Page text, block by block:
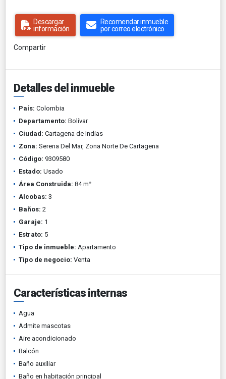
Descargar
información
Recomendar inmueble
por correo electrónico
Compartir
Detalles del inmueble
País: Colombia
Departamento: Bolívar
Ciudad: Cartagena de Indias
Zona: Serena Del Mar, Zona Norte De Cartagena
Código: 9309580
Estado: Usado
Área Construida: 84 m²
Alcobas: 3
Baños: 2
Garaje: 1
Estrato: 5
Tipo de inmueble: Apartamento
Tipo de negocio: Venta
Características internas
Agua
Admite mascotas
Aire acondicionado
Balcón
Baño auxiliar
Baño en habitación principal